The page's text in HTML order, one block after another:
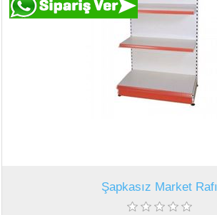
Şapkasız Market Rafı